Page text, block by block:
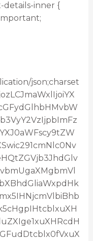
details-inner {
json;charset